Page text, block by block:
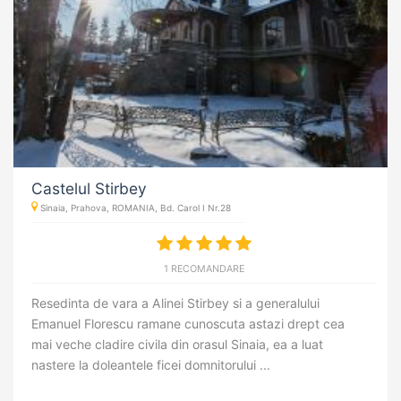
Castelul Stirbey
Sinaia, Prahova, ROMANIA, Bd. Carol I Nr.28
1 RECOMANDARE
Resedinta de vara a Alinei Stirbey si a generalului
Emanuel Florescu ramane cunoscuta astazi drept cea
mai veche cladire civila din orasul Sinaia, ea a luat
nastere la doleantele ficei domnitorului ...